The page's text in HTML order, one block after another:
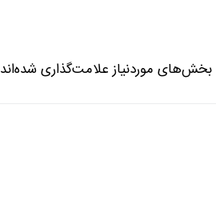
بخش‌های موردنیاز علامت‌گذاری شده‌اند